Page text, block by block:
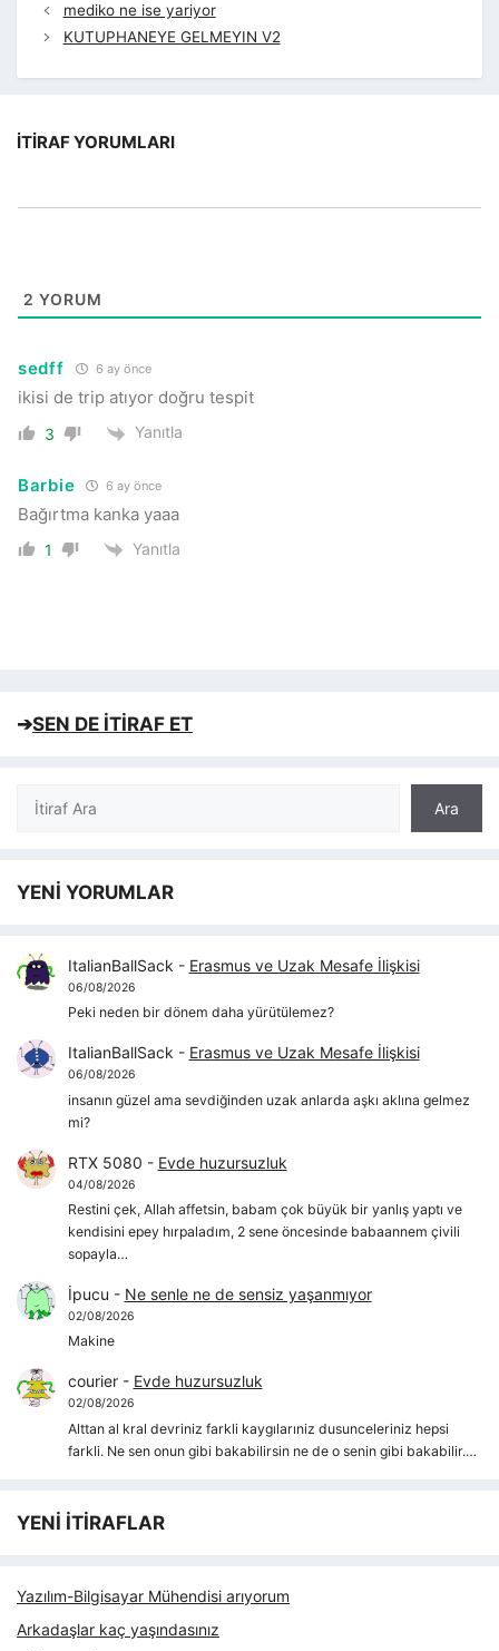
mediko ne ise yariyor
KUTUPHANEYE GELMEYIN V2
İTIRAF YORUMLARI
2 YORUM
sedff 6 ay önce
ikisi de trip atıyor doğru tespit
3 Yanıtla
Barbie 6 ay önce
Bağırtma kanka yaaa
1 Yanıtla
➔SEN DE İTİRAF ET
Ara
Ara
YENİ YORUMLAR
ItalianBallSack - Erasmus ve Uzak Mesafe İlişkisi
06/08/2026
Peki neden bir dönem daha yürütülemez?
ItalianBallSack - Erasmus ve Uzak Mesafe İlişkisi
06/08/2026
insanın güzel ama sevdiğinden uzak anlarda aşkı aklına gelmez
mi?
RTX 5080 - Evde huzursuzluk
04/08/2026
Restini çek, Allah affetsin, babam çok büyük bir yanlış yaptı ve
kendisini epey hırpaladım, 2 sene öncesinde babaannem çivili
sopayla…
İpucu - Ne senle ne de sensiz yaşanmıyor
02/08/2026
Makine
courier- Evde huzursuzluk
02/08/2026
Alttan al kral devriniz farkli kaygılarıniz dusunceleriniz hepsi
farkli. Ne sen onun gibi bakabilirsin ne de o senin gibi bakabilir.…
YENİ İTİRAFLAR
Yazılım-Bilgisayar Mühendisi arıyorum
Arkadaşlar kaç yaşındasınız